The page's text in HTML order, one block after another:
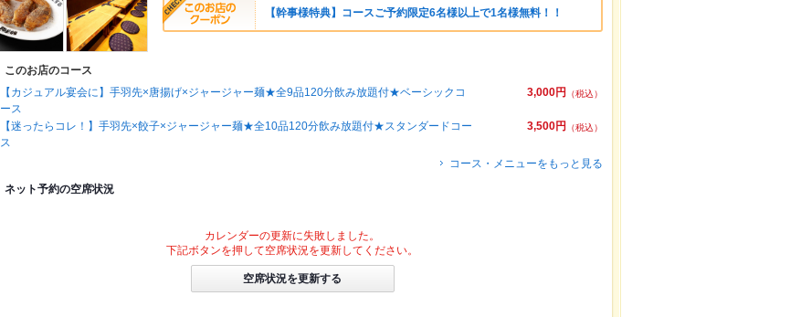
【幹事様特典】コースご予約限定6名様以上で1名様無料！！
このお店のコース
3,000円
（税込）
【カジュアル宴会に】手羽先×唐揚げ×ジャージャー麺★全9品120分飲み放題付★ベーシックコ
ース
3,500円
（税込）
【迷ったらコレ！】手羽先×餃子×ジャージャー麺★全10品120分飲み放題付★スタンダードコー
ス
コース・メニューをもっと見る
ネット予約の空席状況
カレンダーの更新に失敗しました。
下記ボタンを押して空席状況を更新してください。
空席状況を更新する